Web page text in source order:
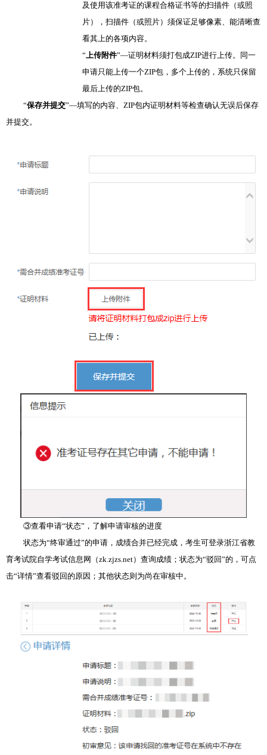
及使用该准考证的课程合格证书等的扫描件（或照
片）， 扫描件（或照 片） 须保证足够像素、能清晰查
看其上的各项内容。
“上传附件”—证明材料须打包成ZIP进行上传。同一
申请只能上传一个ZIP包，多个上传的，系统只保留
最后上传的ZIP包。
“保存并提交”—填写的内容、ZIP包内证明材料等检查确认无误后保存
并提交。
③查看申请“状态”，了解申请审核的进度
状态为“终审通过”的申请，成绩合并已经完成，考生可登录浙江省教
育考试院自学考试信息网（zk.zjzs.net）查询成绩；状态为“驳回”的，可点
击“详情”查看驳回的原因；其他状态则为尚在审核中。